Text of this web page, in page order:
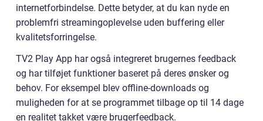
internetforbindelse. Dette betyder, at du kan nyde en
problemfri streamingoplevelse uden buffering eller
kvalitetsforringelse.
TV2 Play App har også integreret brugernes feedback
og har tilføjet funktioner baseret på deres ønsker og
behov. For eksempel blev offline-downloads og
muligheden for at se programmet tilbage op til 14 dage
en realitet takket være brugerfeedback.